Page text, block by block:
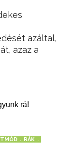
azáltal,
azaz a
rá!
RÁK